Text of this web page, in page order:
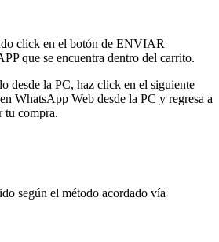
click en el botón de ENVIAR
que se encuentra dentro del carrito.
desde la PC, haz click en el siguiente
WhatsApp Web desde la PC y regresa a
tu compra.
según el método acordado vía